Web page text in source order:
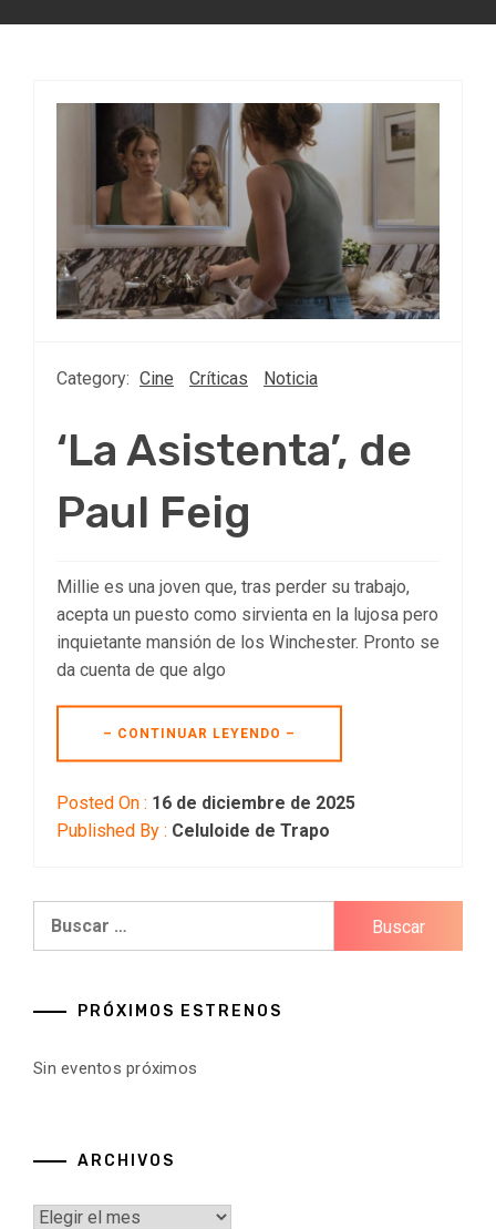
Category: Cine Críticas Noticia
‘La Asistenta’, de
Paul Feig
Millie es una joven que, tras perder su trabajo,
acepta un puesto como sirvienta en la lujosa pero
inquietante mansión de los Winchester. Pronto se
da cuenta de que algo
– CONTINUAR LEYENDO –
Posted On : 16 de diciembre de 2025
Published By : Celuloide de Trapo
PRÓXIMOS ESTRENOS
Sin eventos próximos
ARCHIVOS
Archivos